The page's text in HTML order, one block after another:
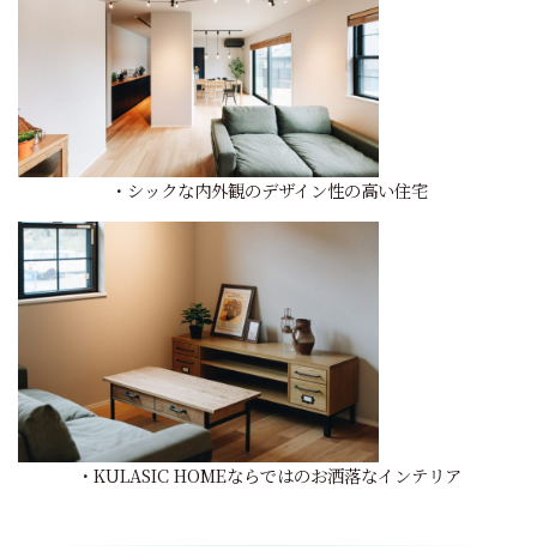
・シックな内外観のデザイン性の高い住宅
・KULASIC HOMEならではのお洒落なインテリア